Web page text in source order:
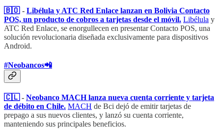
🇧🇴- Libélula y ATC Red Enlace lanzan en Bolivia Contacto
POS, un producto de cobros a tarjetas desde el móvil. Libélula y
ATC Red Enlace, se enorgullecen en presentar Contacto POS, una
solución revolucionaria diseñada exclusivamente para dispositivos
Android.
#Neobancos📲
🇨🇱- Neobanco MACH lanza nueva cuenta corriente y tarjeta
de débito en Chile. MACH de Bci dejó de emitir tarjetas de
prepago a sus nuevos clientes, y lanzó su cuenta corriente,
manteniendo sus principales beneficios.